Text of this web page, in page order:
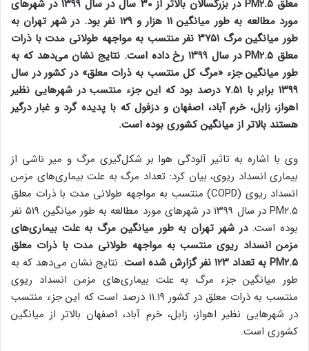
معلق PM۲.۵ در بزرگسالان بالاتر از ۳۰ سال در سال ۱۳۹۹ در شهرهای
مورد مطالعه به طور میانگین ۱۱ هزار و ۱۲۹ نفر بود. در شهر تهران به
طور میانگین مرگ ۳۷۵۱ نفر منتسب به مواجهه طولانی مدت با ذرات
معلق PM۲.۵ در سال ۱۳۹۹ رخ داده است. نتایج نشان می‌دهد که به
طور میانگین جزء «مرگ کل منتسب به ذرات معلق» در کشور در سال
۱۳۹۹ برابر با ۷.۵۱ درصد بود که این جزء منتسب در شهرهایی نظیر
اهواز، زابل، خرم آباد، اصفهان و دزفول که با پدیده گرد و غبار درگیر
هستند بالاتر از میانگین کشوری بوده است.
وی با اشاره به تاثیر آلودگی هوا بر شکل‌گیری مرگ و میر ناشی از
بیماری انسداد ریوی، بیان کرد: تعداد مرگ به علت بیماری‌های مزمن
انسداد ریوی (COPD) منتسب به مواجهه طولانی مدت با ذرات معلق
PM۲.۵ در سال ۱۳۹۹ در شهرهای مورد مطالعه به طور میانگین ۵۱۹ نفر
بوده است.در شهر تهران به طور میانگین مرگ به علت بیماری‌های
مزمن انسداد ریوی منتسب به مواجهه طولانی مدت با ذرات معلق
PM۲.۵ به تعداد ۱۲۳ نفر گزارش شده است
. نتایج نشان می‌دهد که به
طور میانگین جزء مرگ به علت بیماری‌های مزمن انسداد ریوی
منتسب به ذرات معلق در کشور ۱۱.۱۹ درصد است که این جزء منتسب
در شهرهایی نظیر اهواز، زابل، خرم آباد، اصفهان بالاتر از میانگین
کشوری است.